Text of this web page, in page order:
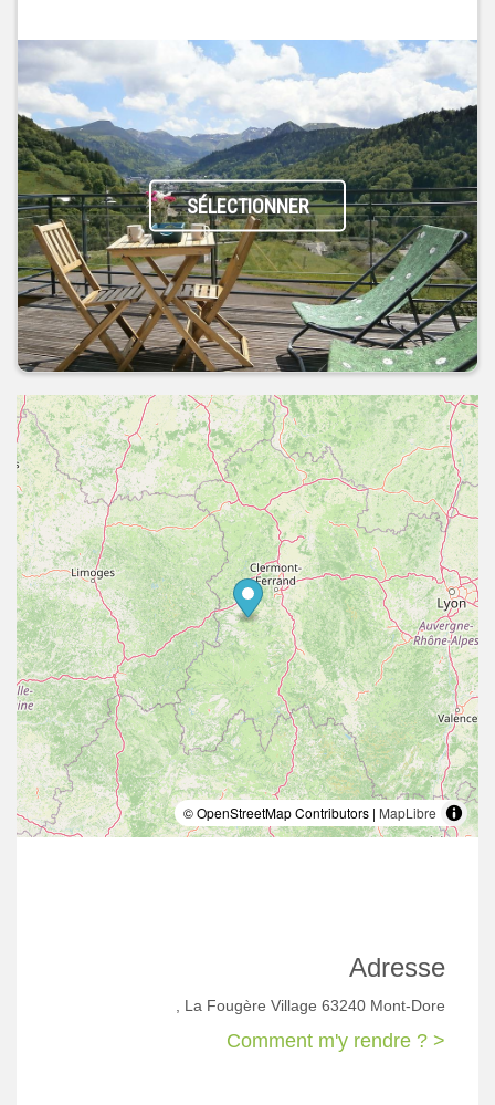
SÉLECTIONNER
© OpenStreetMap Contributors | MapLibre
Adresse
, La Fougère Village 63240 Mont-Dore
Comment m'y rendre ? >